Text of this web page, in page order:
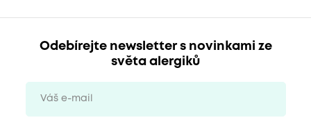
Odebírejte newsletter s novinkami ze
světa alergiků